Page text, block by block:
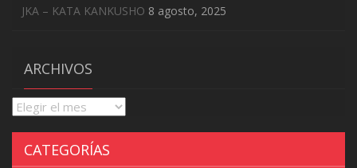
JKA – KATA KANKUSHO 8 agosto, 2025
ARCHIVOS
Archivos
CATEGORÍAS